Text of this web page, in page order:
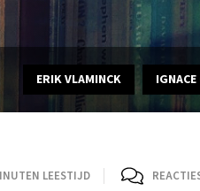
ERIK VLAMINCK IGNACE
LEESTIJD